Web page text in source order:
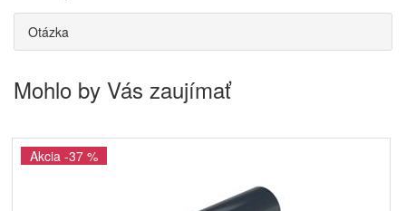
Otázka
Mohlo by Vás zaujímať
Akcia -37 %